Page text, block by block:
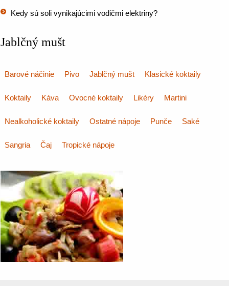
Kedy sú soli vynikajúcimi vodičmi elektriny?
Jablčný mušt
Barové náčinie Pivo Jablčný mušt Klasické koktaily
Koktaily Káva Ovocné koktaily Likéry Martini
Nealkoholické koktaily Ostatné nápoje Punče Saké
Sangria Čaj Tropické nápoje